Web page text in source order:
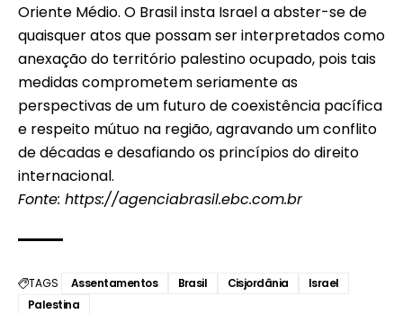
Oriente Médio. O Brasil insta Israel a abster-se de
quaisquer atos que possam ser interpretados como
anexação do território palestino ocupado, pois tais
medidas comprometem seriamente as
perspectivas de um futuro de coexistência pacífica
e respeito mútuo na região, agravando um conflito
de décadas e desafiando os princípios do direito
internacional.
Fonte: https://agenciabrasil.ebc.com.br
TAGS Assentamentos Brasil Cisjordânia
Israel
Palestina